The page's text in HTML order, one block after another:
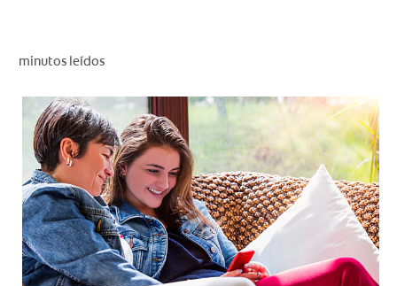
PARA PROFESIONALES
AR (ES)
SUSCRIBITE
minutos leídos